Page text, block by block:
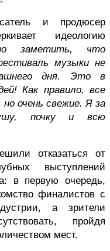
и продюсер
идеологию
заметить, что
музыки не
дня. Это в
Как правило, все
очень свежие. Я за
почку и всю
отказаться от
выступлений
в первую очередь,
финалистов с
а зрители
пройдя
мест.